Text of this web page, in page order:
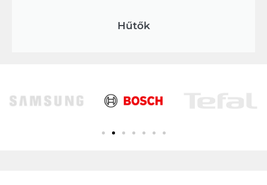
Hűtők